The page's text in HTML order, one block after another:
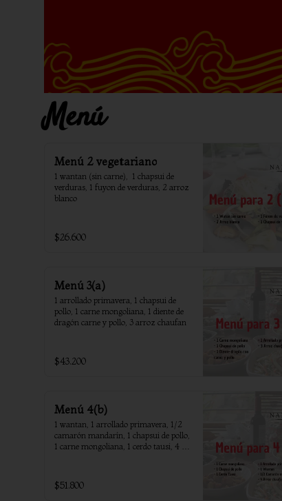
Menú
Menú 2 vegetariano
1 wantan (sin carne),  1 chapsui de
verduras, 1 fuyon de verduras, 2 arroz
blanco
$26.600
Menú 3(a)
1 arrollado primavera, 1 chapsui de
pollo, 1 carne mongoliana, 1 diente de
dragón carne y pollo, 3 arroz chaufan
$43.200
Menú 4(b)
1 wantan, 1 arrollado primavera, 1/2
camarón mandarín, 1 chapsui de pollo,
1 carne mongoliana, 1 cerdo tausi, 4
$51.800